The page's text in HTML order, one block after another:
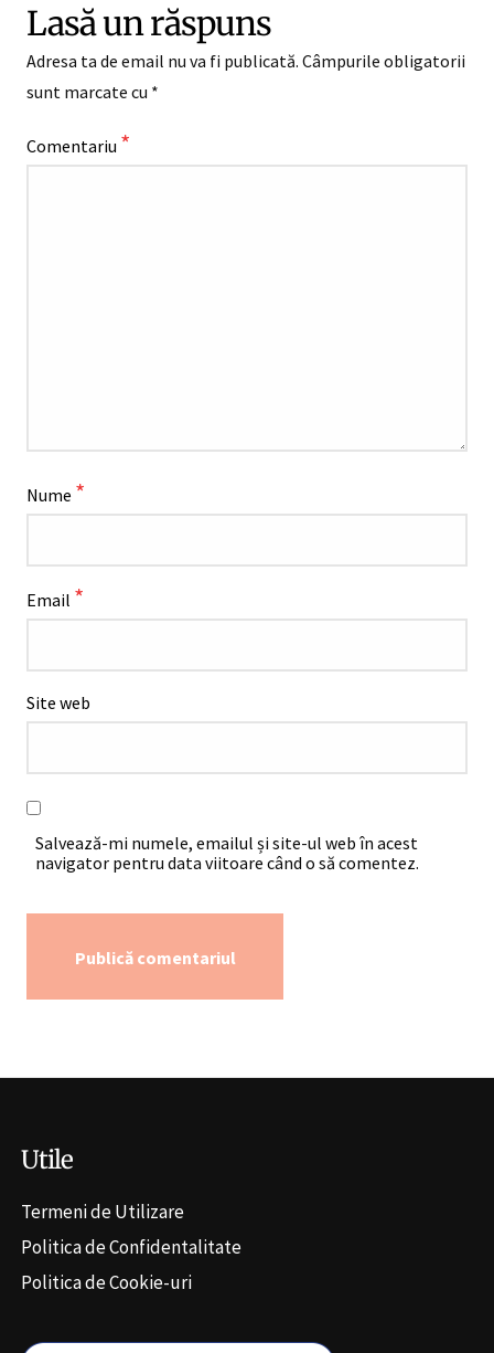
Lasă un răspuns
Adresa ta de email nu va fi publicată. Câmpurile obligatorii
sunt marcate cu *
Comentariu *
Nume *
Email *
Site web
Salvează-mi numele, emailul și site-ul web în acest
navigator pentru data viitoare când o să comentez.
Utile
Termeni de Utilizare
Politica de Confidentalitate
Politica de Cookie-uri